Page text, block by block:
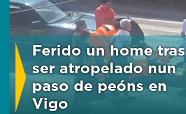
Ferido un home tras
ser atropelado nun
paso de peóns en
Vigo